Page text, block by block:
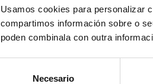
Usamos cookies para personalizar
compartimos información sobre o
poden combinala con outra
Necesario